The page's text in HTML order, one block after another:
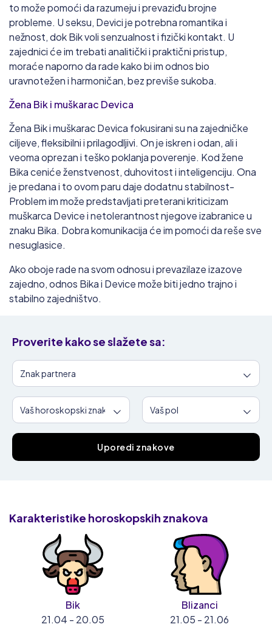
to može pomoći da razumeju i prevaziđu brojne
probleme. U seksu, Devici je potrebna romantika i
nežnost, dok Bik voli senzualnost i fizički kontakt. U
zajednici će im trebati analitički i praktični pristup,
moraće naporno da rade kako bi im odnos bio
uravnotežen i harmoničan, bez previše sukoba.
Žena Bik i muškarac Devica
Žena Bik i muškarac Devica fokusirani su na zajedničke
ciljeve, fleksibilni i prilagodljivi. On je iskren i odan, ali i
veoma oprezan i teško poklanja poverenje. Kod žene
Bika ceniće ženstvenost, duhovitost i inteligenciju. Ona
je predana i to ovom paru daje dodatnu stabilnost-
Problem im može predstavljati preterani kriticizam
muškarca Device i netolerantnost njegove izabranice u
znaku Bika. Dobra komunikacija će im pomoći da reše sve
nesuglasice.
Ako oboje rade na svom odnosu i prevazilaze izazove
zajedno, odnos Bika i Device može biti jedno trajno i
stabilno zajedništvo.
Proverite kako se slažete sa:
Uporedi znakove
Karakteristike horoskopskih znakova
Bik
21.04 - 20.05
Blizanci
21.05 - 21.06